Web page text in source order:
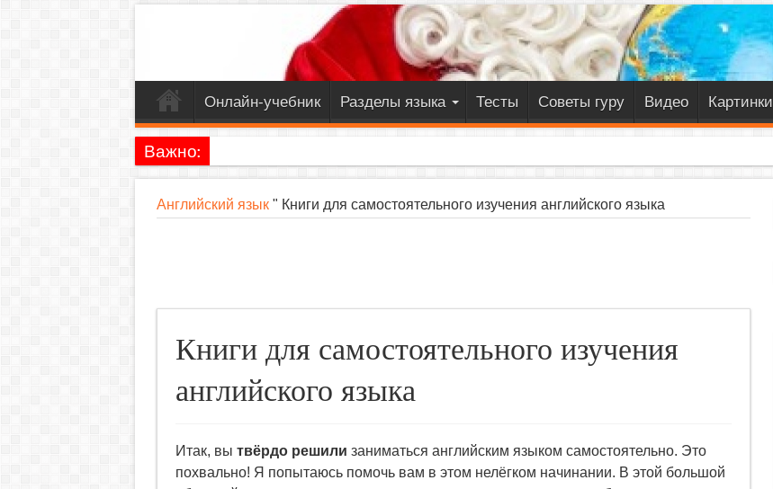
Онлайн-учебник Разделы языка Тесты Советы гуру Видео Картинки
Важно:
Английский язык" Книги для самостоятельного изучения английского языка
Книги для самостоятельного изучения
английского языка
Итак, вы твёрдо решили заниматься английским языком самостоятельно. Это
похвально! Я попытаюсь помочь вам в этом нелёгком начинании. В этой большой